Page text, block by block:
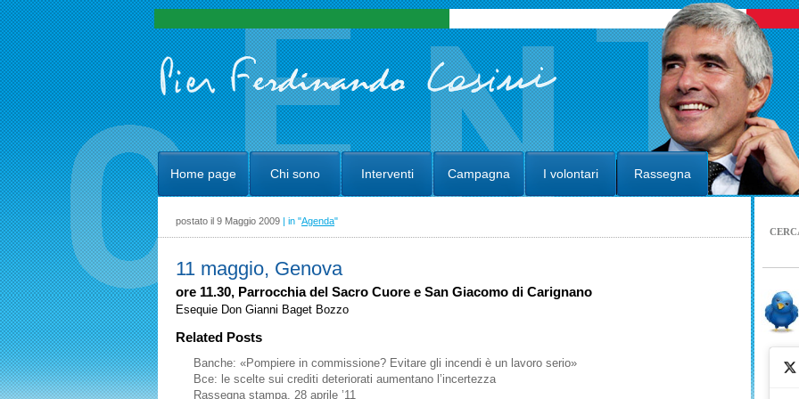
Home page Chi sono Interventi Campagna I volontari Rassegna
postato il 9 Maggio 2009 | in "Agenda"
11 maggio, Genova
ore 11.30, Parrocchia del Sacro Cuore e San Giacomo di Carignano
Esequie Don Gianni Baget Bozzo
Related Posts
Banche: «Pompiere in commissione? Evitare gli incendi è un lavoro serio»
Bce: le scelte sui crediti deteriorati aumentano l’incertezza
Rassegna stampa, 28 aprile ’11